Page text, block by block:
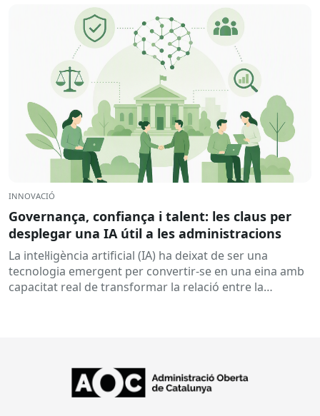
INNOVACIÓ
Governança, confiança i talent: les claus per
desplegar una IA útil a les administracions
La intel·ligència artificial (IA) ha deixat de ser una
tecnologia emergent per convertir-se en una eina amb
capacitat real de transformar la relació entre la